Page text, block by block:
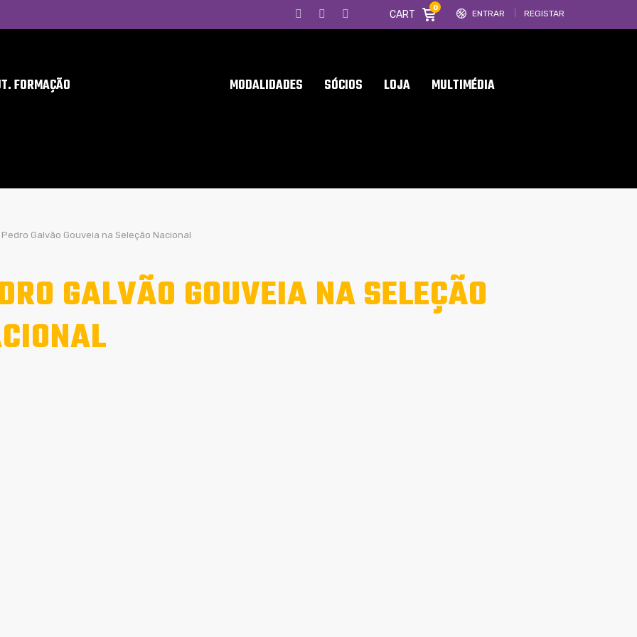
ENTRAR REGISTAR
CART
0
FORMAÇÃO MODALIDADES SÓCIOS LOJA MULTIMÉDIA
Pedro Galvão Gouveia na Seleção Nacional
GALVÃO GOUVEIA NA SELEÇÃO